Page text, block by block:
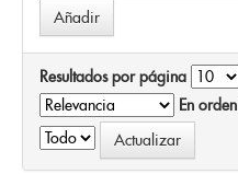
Resultados por página
En orden